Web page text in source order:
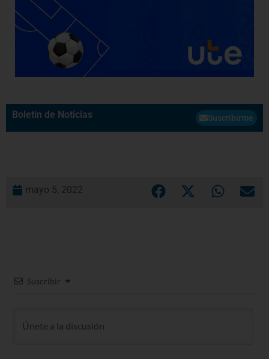
Boletín de Noticias Suscribirme
mayo 5, 2022
Suscribir